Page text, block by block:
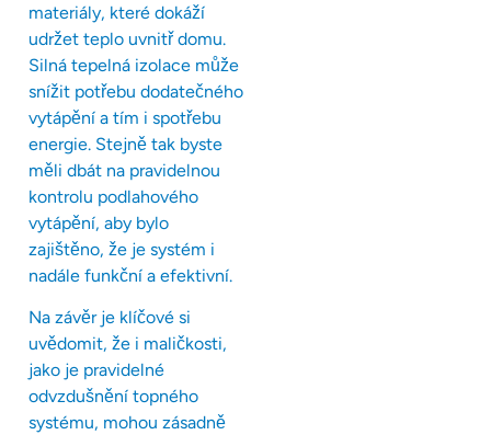
materiály, které dokáží
udržet teplo uvnitř domu.
Silná tepelná izolace může
snížit potřebu dodatečného
vytápění a tím i spotřebu
energie. Stejně tak byste
měli dbát na pravidelnou
kontrolu podlahového
vytápění, aby bylo
zajištěno, že je systém i
nadále funkční a efektivní.
Na závěr je klíčové si
uvědomit, že i maličkosti,
jako je pravidelné
odvzdušnění topného
systému, mohou zásadně